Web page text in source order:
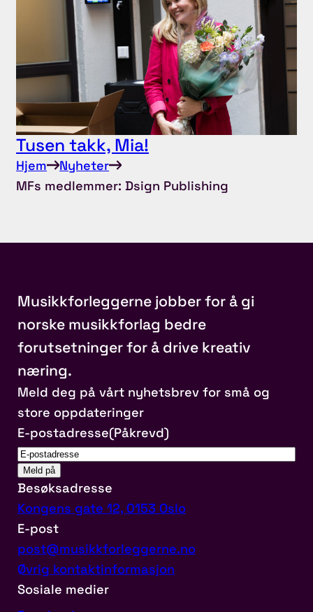
Tusen takk, Mia!
Hjem
Nyheter
MFs medlemmer: Dsign Publishing
Musikkforleggerne jobber for å gi
norske musikkforlag bedre
forutsetninger for å drive kreativ
næring.
Meld deg på vårt nyhetsbrev for små og
store oppdateringer
E-postadresse(Påkrevd)
Besøksadresse
Kongens gate 12, 0153 Oslo
E-post
post@musikkforleggerne.no
Øvrig kontaktinformasjon
Sosiale medier